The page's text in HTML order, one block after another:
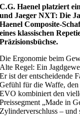
C.G. Haenel platziert
und Jaeger NXT: Die
Haenel Composite-
eines klassischen
Präzisionsbüchse.
Die Ergonomie beim
Alte Regel: Ein
Er ist der entscheidende
Gefühl für die Waffe, den
EVO kombiniert den
Preissegment „Made in
Zylinderverschluss – und